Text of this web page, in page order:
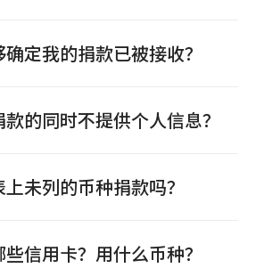
定我的捐款已被接收？
的同时不提供个人信息？
未列的币种捐款吗？
信用卡？用什么币种？